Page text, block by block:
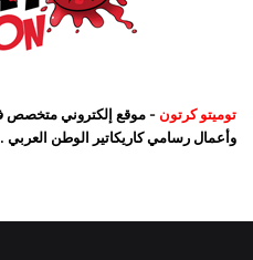
توميتو كرتون
وأعمال رسامي كاريكاتير الوطن العربي .